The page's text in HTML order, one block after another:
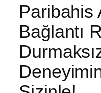
Paribahis
Bağlantı